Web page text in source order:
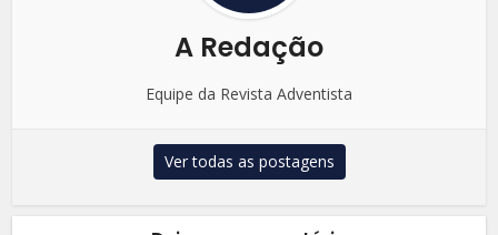
A Redação
Equipe da Revista Adventista
Ver todas as postagens